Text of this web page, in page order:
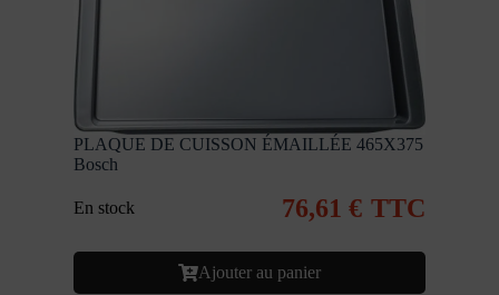
PLAQUE DE CUISSON ÉMAILLÉE 465X375
Bosch
En stock 76,61 € TTC
Ajouter au panier